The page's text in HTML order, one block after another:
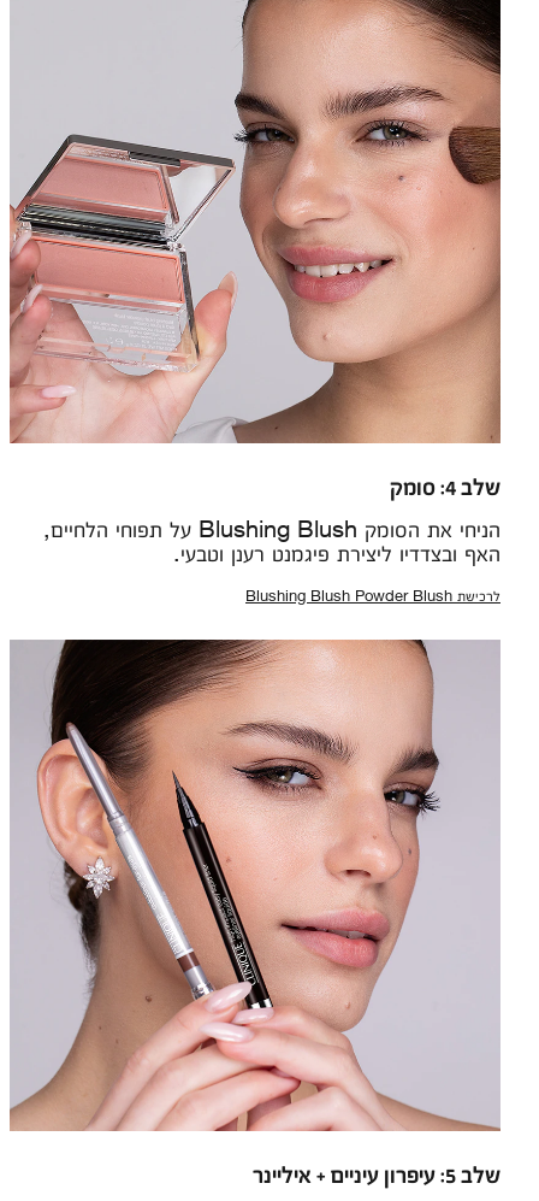
שלב 4: סומק
הניחי את הסומק Blushing Blush על תפוחי הלחיים,
האף ובצדדיו ליצירת פיגמנט רענן וטבעי.
לרכישת Blushing Blush Powder Blush
שלב 5: עיפרון עיניים + איליינר